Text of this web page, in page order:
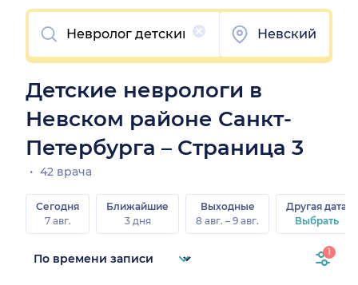
Очистить
Невский
Детские неврологи в
Невском районе Санкт-
Петербурга – Страница 3
42 врача
Сегодня
7 авг.
Ближайшие
3 дня
Выходные
8 авг. – 9 авг.
Другая дата
Выбрать
1